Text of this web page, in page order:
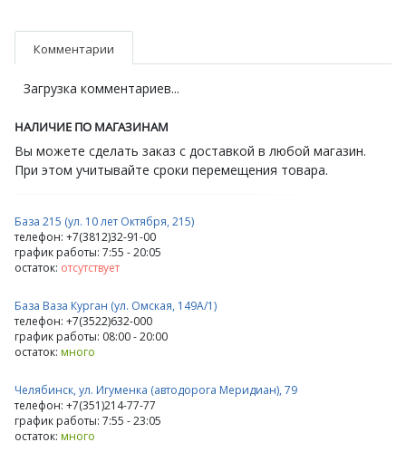
Комментарии
Загрузка комментариев...
НАЛИЧИЕ ПО МАГАЗИНАМ
Вы можете сделать заказ с доставкой в любой магазин.
При этом учитывайте сроки перемещения товара.
База 215 (ул. 10 лет Октября, 215)
телефон: +7(3812)32-91-00
график работы: 7:55 - 20:05
остаток: отсутствует
База Ваза Курган (ул. Омская, 149А/1)
телефон: +7(3522)632-000
график работы: 08:00 - 20:00
остаток: много
Челябинск, ул. Игуменка (автодорога Меридиан), 79
телефон: +7(351)214-77-77
график работы: 7:55 - 23:05
остаток: много